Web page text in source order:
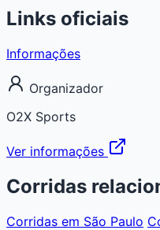
Links oficiais
Informações
Organizador
O2X Sports
Ver informações
Corridas
Corridas em São Paulo